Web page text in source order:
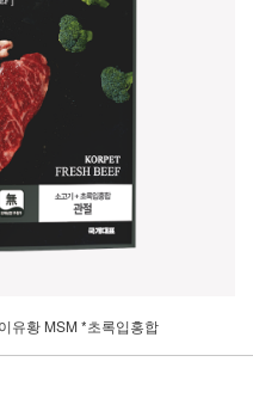
유황 MSM *초록입홍합